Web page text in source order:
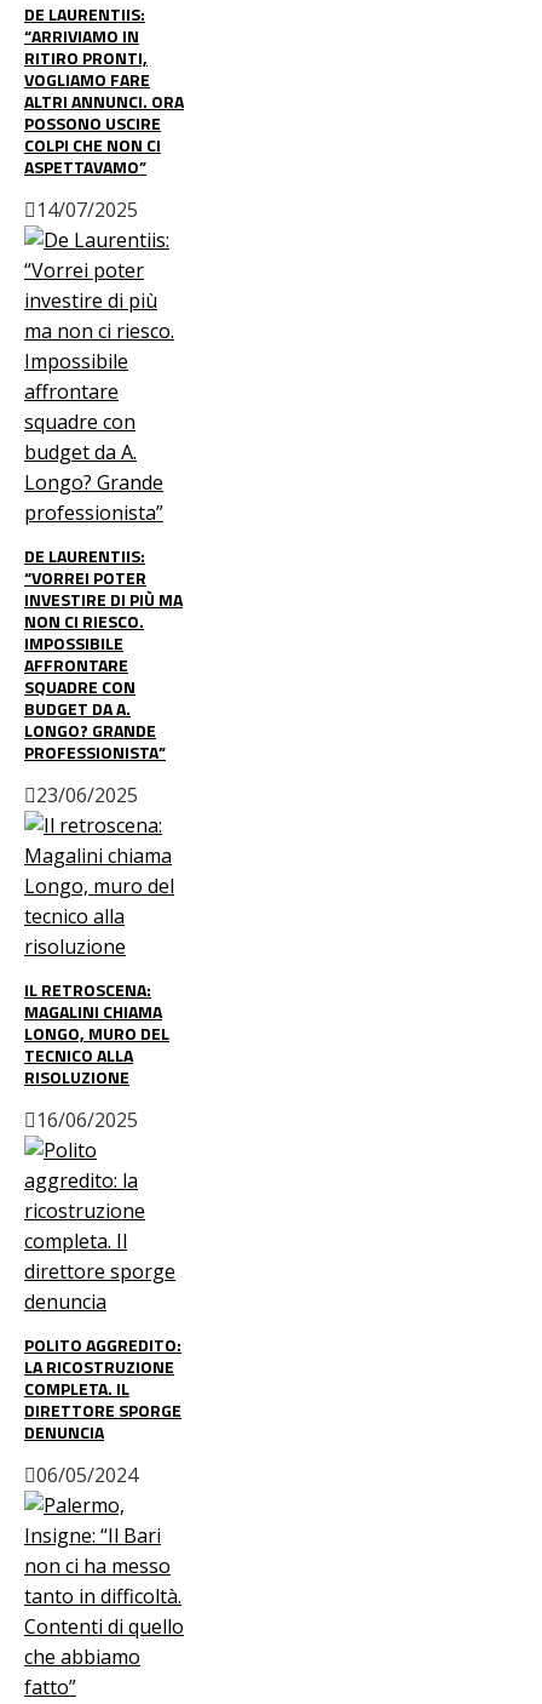
DE LAURENTIIS:
“ARRIVIAMO IN
RITIRO PRONTI,
VOGLIAMO FARE
ALTRI ANNUNCI. ORA
POSSONO USCIRE
COLPI CHE NON CI
ASPETTAVAMO”
14/07/2025
DE LAURENTIIS:
“VORREI POTER
INVESTIRE DI PIÙ MA
NON CI RIESCO.
IMPOSSIBILE
AFFRONTARE
SQUADRE CON
BUDGET DA A.
LONGO? GRANDE
PROFESSIONISTA”
23/06/2025
IL RETROSCENA:
MAGALINI CHIAMA
LONGO, MURO DEL
TECNICO ALLA
RISOLUZIONE
16/06/2025
POLITO AGGREDITO:
LA RICOSTRUZIONE
COMPLETA. IL
DIRETTORE SPORGE
DENUNCIA
06/05/2024